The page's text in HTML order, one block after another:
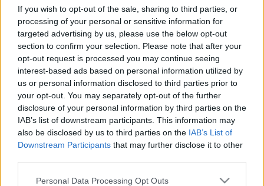
If you wish to opt-out of the sale, sharing to third parties, or
processing of your personal or sensitive information for
targeted advertising by us, please use the below opt-out
section to confirm your selection. Please note that after your
opt-out request is processed you may continue seeing
interest-based ads based on personal information utilized by
us or personal information disclosed to third parties prior to
your opt-out. You may separately opt-out of the further
disclosure of your personal information by third parties on the
IAB’s list of downstream participants. This information may
also be disclosed by us to third parties on the IAB’s List of
Downstream Participants that may further disclose it to other
Please note that this website/app uses one or more Google
Personal Data Processing Opt Outs
LEGFRISSEBB
Országos hírek
Kecskeméten is szakirányú
továbbképzésekkel erősít a Gál Ferenc
Egyetem
A LAKOSSÁGRA IS FONTOS SZEREP HÁRUL A
SZÚNYOGINVÁZIÓ ELKERÜLÉSÉBEN